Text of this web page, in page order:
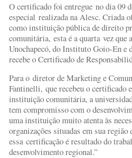
O certificado foi entregue no dia 09
especial realizada na Alesc. Criada
como instituição pública de direito
comunitária, esta é a quarta vez que
Unochapecó, do Instituto Goio-En e
recebe o Certificado de
Para o diretor de Marketing e
Fantinelli, que recebeu o certificado
instituição comunitária, a
tem compromisso com o
uma instituição muito atenta às
organizações situadas em sua região
essa certificação é resultado do
desenvolvimento regional.”